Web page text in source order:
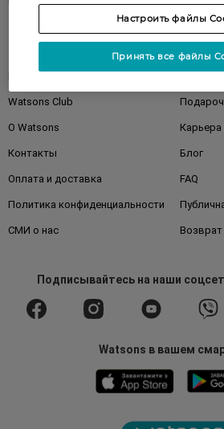
Watsons Club
О Watsons
Контакты Блог
Оплата и доставка FAQ
Политика конфиденциальности
СМИ о нас Возврат
Подписывайтесьна наши
Watsons в вашем
Настроить файлы
Принять все файлы